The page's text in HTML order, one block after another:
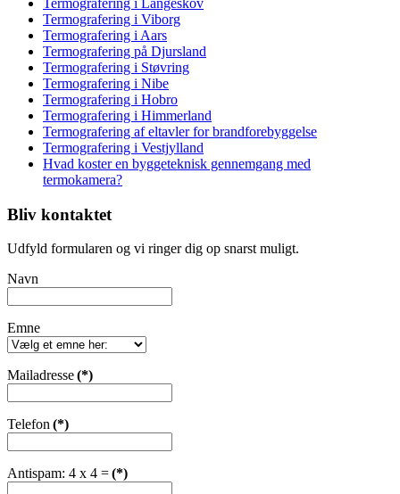
Termografering i Langeskov
Termografering i Viborg
Termografering i Aars
Termografering på Djursland
Termografering i Støvring
Termografering i Nibe
Termografering i Hobro
Termografering i Himmerland
Termografering af eltavler for brandforebyggelse
Termografering i Vestjylland
Hvad koster en byggeteknisk gennemgang med
termokamera?
Bliv kontaktet
Udfyld formularen og vi ringer dig op snarst muligt.
Navn
Emne
Mailadresse(*)
Telefon(*)
Antispam: 4 x 4 =(*)